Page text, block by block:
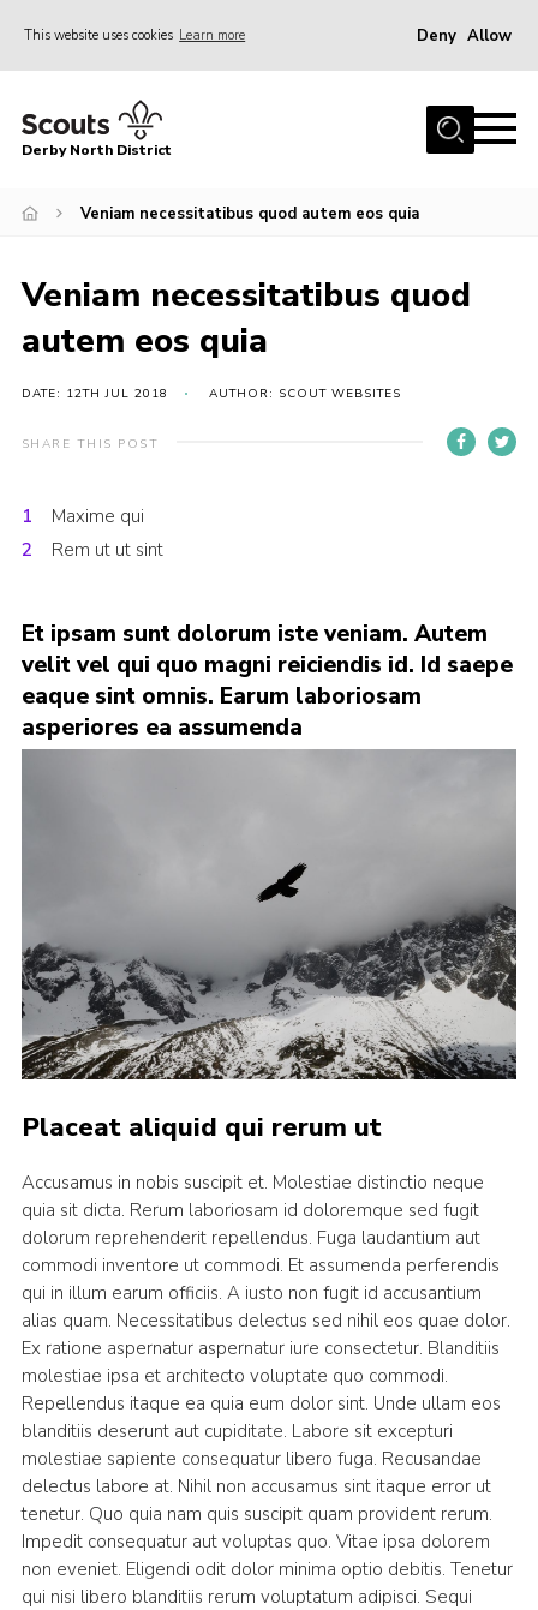
This website uses cookies Learn more Deny Allow
Home
Join
News
Events
Gallery
Contact
Legal
County Events
Derby North District
Veniam necessitatibus quod autem eos quia
Veniam necessitatibus quod
autem eos quia
DATE: 12TH JUL 2018 AUTHOR: SCOUT WEBSITES
SHARE THIS POST
Maxime qui
Rem ut ut sint
Et ipsam sunt dolorum iste veniam. Autem
velit vel qui quo magni reiciendis id. Id saepe
eaque sint omnis. Earum laboriosam
asperiores ea assumenda
Placeat aliquid qui rerum ut
Accusamus in nobis suscipit et. Molestiae distinctio neque
quia sit dicta. Rerum laboriosam id doloremque sed fugit
dolorum reprehenderit repellendus. Fuga laudantium aut
commodi inventore ut commodi. Et assumenda perferendis
qui in illum earum officiis. A iusto non fugit id accusantium
alias quam. Necessitatibus delectus sed nihil eos quae dolor.
Ex ratione aspernatur aspernatur iure consectetur. Blanditiis
molestiae ipsa et architecto voluptate quo commodi.
Repellendus itaque ea quia eum dolor sint. Unde ullam eos
blanditiis deserunt aut cupiditate. Labore sit excepturi
molestiae sapiente consequatur libero fuga. Recusandae
delectus labore at. Nihil non accusamus sint itaque error ut
tenetur. Quo quia nam quis suscipit quam provident rerum.
Impedit consequatur aut voluptas quo. Vitae ipsa dolorem
non eveniet. Eligendi odit dolor minima optio debitis. Tenetur
qui nisi libero blanditiis rerum voluptatum adipisci. Sequi